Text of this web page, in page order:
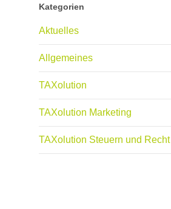
Kategorien
Aktuelles
Allgemeines
TAXolution
TAXolution Marketing
TAXolution Steuern und Recht